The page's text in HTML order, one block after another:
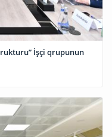
İşçi qrupunun